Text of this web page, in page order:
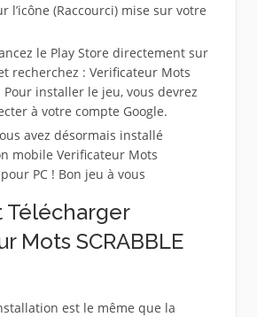
l’icône (Raccourci) mise sur votre
le Play Store directement sur
recherchez : Verificateur Mots
Pour installer le jeu, vous devrez
à votre compte Google.
avez désormais installé
mobile Verificateur Mots
pour PC ! Bon jeu à vous
Télécharger
Mots SCRABBLE
est le même que la